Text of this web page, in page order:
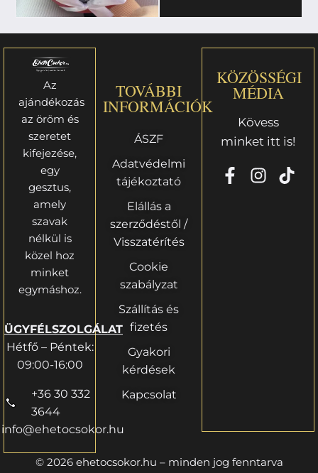
Az
ajándékozás
az öröm és
szeretet
kifejezése,
egy
gesztus,
amely
szavak
nélkül is
közel hoz
minket
egymáshoz.
ÜGYFÉLSZOLGÁLAT
Hétfő – Péntek:
09:00-16:00
+36 30 332
3644
info@ehetocsokor.hu
TOVÁBBI
INFORMÁCIÓK
ÁSZF
Adatvédelmi
tájékoztató
Elállás a
szerződéstől /
Visszatérítés
Cookie
szabályzat
Szállítás és
fizetés
Gyakori
kérdések
Kapcsolat
KÖZÖSSÉGI
MÉDIA
Kövess
minket itt is!
© 2026 ehetocsokor.hu – minden jog fenntarva